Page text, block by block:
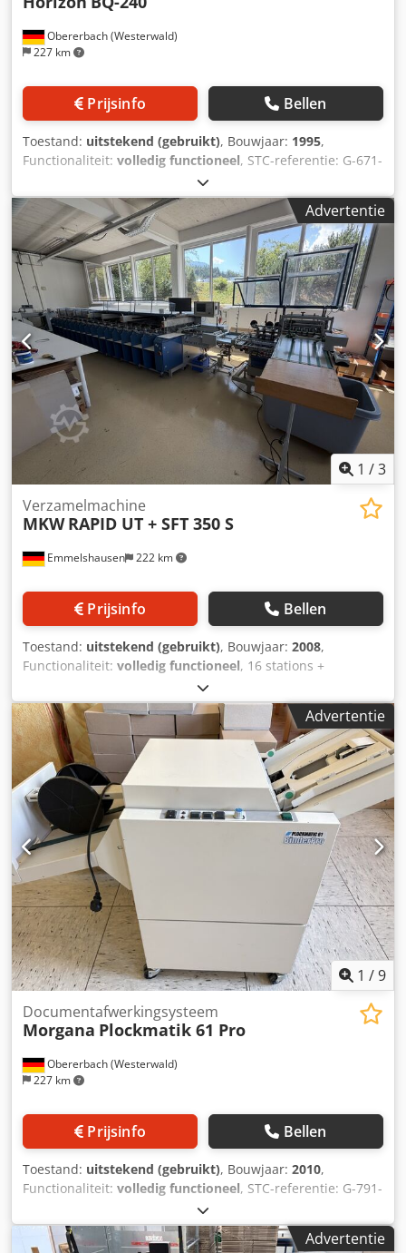
Obererbach (Westerwald)
227 km
Prijsinfo Bellen
Toestand: uitstekend (gebruikt), Bouwjaar: 1995,
Functionaliteit: volledig functioneel, STC-referentie: G-671-
2405 Horizon BQ-240, bouwjaar: 1995 uitrusting:
Credpfxezr Ib Do Am Tof - Geschikt voor papiersoorten: 70
- 300 g/m² - 1 klem - Snelheid: 500 cycli/uur - Afmetingen:
2050 x 940 x 1200 mm - Dikte van het boekblok: 0,5 - 40
mm - Warmlijmstation - Binddikte: 1 mm - 40 mm -->
Beschikbaar: 08/2026
Advertentie
1 /3
Emmelshausen 222 km
Verzamelmachine
MKW RAPID UT + SFT 350 S
Prijsinfo Bellen
Toestand: uitstekend (gebruikt), Bouwjaar: 2008,
Functionaliteit: volledig functioneel, 16 stations +
handmatig bedienbare machine Machine voor het
stapelen van producten SFT 350 S (nieten/vouwen/snijden)
Csdpezrxfgofx Am Terf 4 nietkoppen ca. 11,9 miljoen
nietverbindingen
Advertentie
1 /9
Obererbach (Westerwald)
227 km
Documentafwerkingsysteem
Morgana Plockmatik 61 Pro
Prijsinfo Bellen
Toestand: uitstekend (gebruikt), Bouwjaar: 2010,
Functionaliteit: volledig functioneel, STC-referentie: G-791-
0205 Plockmatic 61 Pro, bouwjaar: 2010 Crsdpfezrzz Rex
Am Tsf Uitvoering: - Brochureafwerkingsmodule Plockmatic
61 Pro - Brochureformaat A4 + A5 - 2 nieteenheden -Advertentie